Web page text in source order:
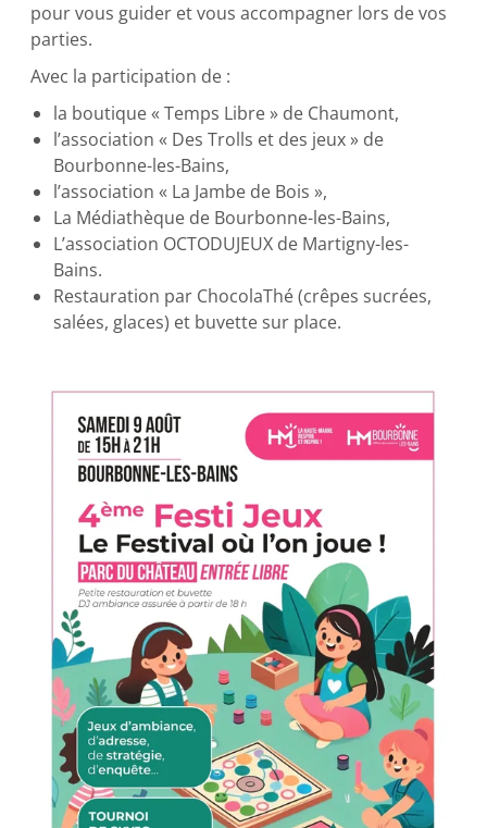
pour vous guider et vous accompagner lors de vos
parties.
Avec la participation de :
la boutique « Temps Libre » de Chaumont,
l’association « Des Trolls et des jeux » de
Bourbonne-les-Bains,
l’association « La Jambe de Bois »,
La Médiathèque de Bourbonne-les-Bains,
L’association OCTODUJEUX de Martigny-les-
Bains.
Restauration par ChocolaThé (crêpes sucrées,
salées, glaces) et buvette sur place.